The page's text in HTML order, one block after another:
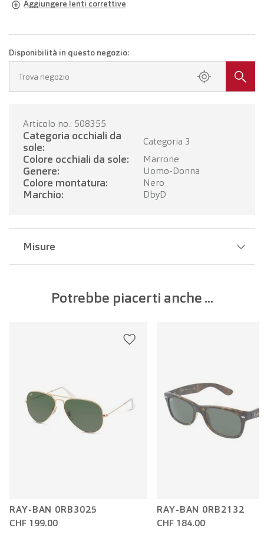
Aggiungere lenti correttive
Occhiali con lenti monofocali
Fissa un appuntamento presso il tuo negozio.
FISSI UN APPUNTAMENTO
Disponibilità in questo negozio:
Trova negozio
Articolo no.: 508355
Categoria occhiali da
sole:
Categoria 3
Colore occhiali da sole: Marrone
Genere: Uomo-Donna
Colore montatura: Nero
Marchio: DbyD
Misure
Larghezza della lente: 52 mm
Lunghezza dell'asta:
Potrebbe piacerti anche ...
RAY-BAN 0RB3025
CHF 199.00
RAY-BAN 0RB2132
CHF 184.00